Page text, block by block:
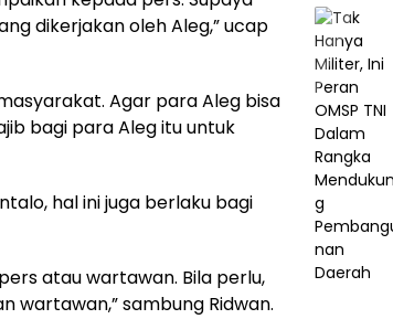
dikerjakan oleh Aleg,” ucap
Agar para Aleg bisa
bagi para Aleg itu untuk
hal ini juga berlaku bagi
atau wartawan. Bila perlu,
wartawan,” sambung Ridwan.